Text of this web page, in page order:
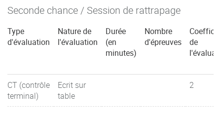
Seconde chance / Session de rattrapage
Type
d'évaluation
Nature de
l'évaluation
Durée
(en
minutes)
Nombre
d'épreuves
de
CT (contrôle
terminal)
Ecrit sur
table
2